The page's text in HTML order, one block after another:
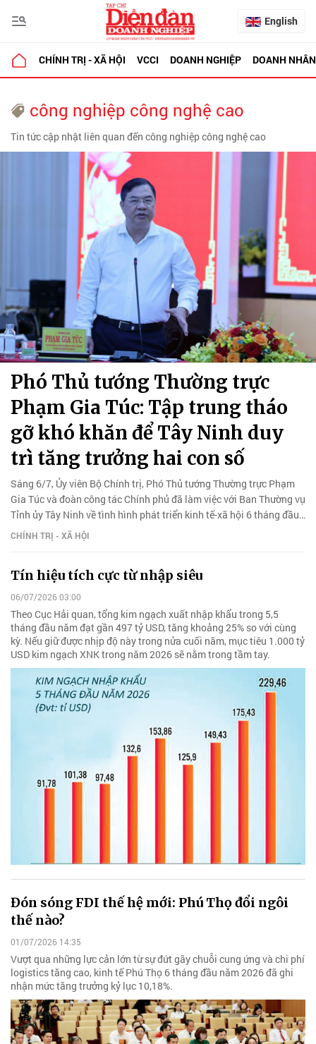
English
CHÍNH TRỊ - XÃ HỘI VCCI DOANH NGHIỆP DOANH NHÂN
công nghiệp công nghệ cao
Tin tức cập nhật liên quan đến công nghiệp công nghệ cao
Phó Thủ tướng Thường trực
Phạm Gia Túc: Tập trung tháo
gỡ khó khăn để Tây Ninh duy
trì tăng trưởng hai con số
Sáng 6/7, Ủy viên Bộ Chính trị, Phó Thủ tướng Thường trực Phạm
Gia Túc và đoàn công tác Chính phủ đã làm việc với Ban Thường vụ
Tỉnh ủy Tây Ninh về tình hình phát triển kinh tế-xã hội 6 tháng đầu
năm và phương hướng nhiệm vụ 6 tháng cuối năm.
CHÍNH TRỊ - XÃ HỘI
Tín hiệu tích cực từ nhập siêu
06/07/2026 03:00
Theo Cục Hải quan, tổng kim ngạch xuất nhập khẩu trong 5,5
tháng đầu năm đạt gần 497 tỷ USD, tăng khoảng 25% so với cùng
kỳ. Nếu giữ được nhịp độ này trong nửa cuối năm, mục tiêu 1.000 tỷ
USD kim ngạch XNK trong năm 2026 sẽ nằm trong tầm tay.
Đón sóng FDI thế hệ mới: Phú Thọ đổi ngôi
thế nào?
01/07/2026 14:35
Vượt qua những lực cản lớn từ sự đứt gãy chuỗi cung ứng và chi phí
logistics tăng cao, kinh tế Phú Thọ 6 tháng đầu năm 2026 đã ghi
nhận mức tăng trưởng kỷ lục 10,18%.